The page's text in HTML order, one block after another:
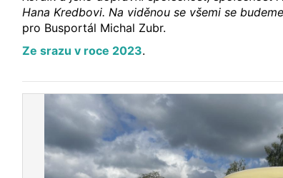
Hana Kredbovi. Na viděnou se všemi se
pro Busportál Michal Zubr.
Ze srazu v roce 2023.